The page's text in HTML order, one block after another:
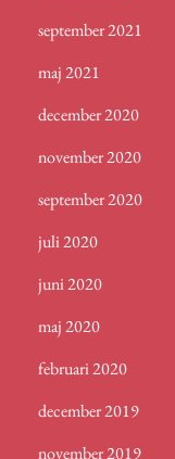
september 2021
maj 2021
december 2020
november 2020
september 2020
juli 2020
juni 2020
maj 2020
februari 2020
december 2019
november 2019